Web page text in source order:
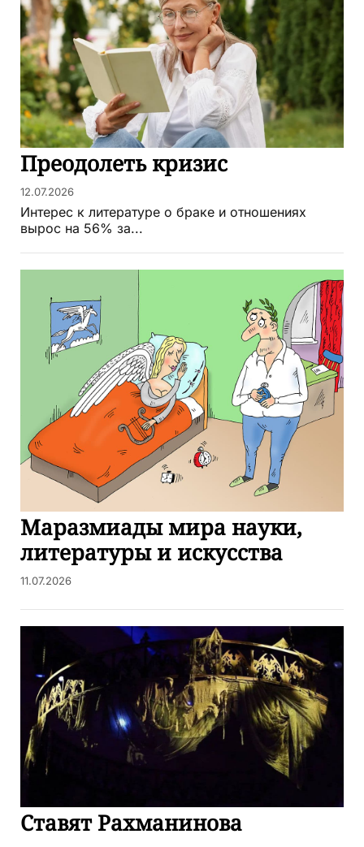
Преодолеть кризис
12.07.2026
Интерес к литературе о браке и отношениях
вырос на 56% за...
Маразмиады мира науки,
литературы и искусства
11.07.2026
Ставят Рахманинова